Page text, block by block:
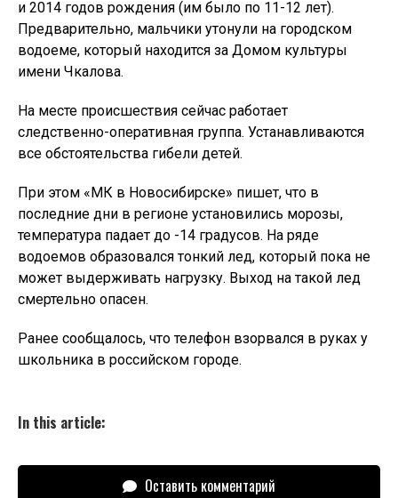
и 2014 годов рождения (им было по 11-12 лет).
Предварительно, мальчики утонули на городском
водоеме, который находится за Домом культуры
имени Чкалова.
На месте происшествия сейчас работает
следственно-оперативная группа. Устанавливаются
все обстоятельства гибели детей.
При этом «МК в Новосибирске» пишет, что в
последние дни в регионе установились морозы,
температура падает до -14 градусов. На ряде
водоемов образовался тонкий лед, который пока не
может выдерживать нагрузку. Выход на такой лед
смертельно опасен.
Ранее сообщалось, что телефон взорвался в руках у
школьника в российском городе.
In this article:
Оставить комментарий